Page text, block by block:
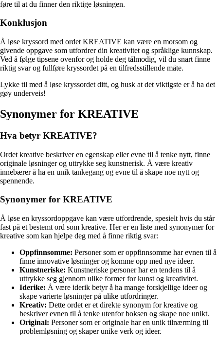
føre til at du finner den riktige løsningen.
Konklusjon
Å løse kryssord med ordet KREATIVE kan være en morsom og
givende oppgave som utfordrer din kreativitet og språklige kunnskap.
Ved å følge tipsene ovenfor og holde deg tålmodig, vil du snart finne
riktig svar og fullføre kryssordet på en tilfredsstillende måte.
Lykke til med å løse kryssordet ditt, og husk at det viktigste er å ha det
gøy underveis!
Synonymer for KREATIVE
Hva betyr KREATIVE?
Ordet kreative beskriver en egenskap eller evne til å tenke nytt, finne
originale løsninger og uttrykke seg kunstnerisk. Å være kreativ
innebærer å ha en unik tankegang og evne til å skape noe nytt og
spennende.
Synonymer for KREATIVE
Å løse en kryssordoppgave kan være utfordrende, spesielt hvis du står
fast på et bestemt ord som kreative. Her er en liste med synonymer for
kreative som kan hjelpe deg med å finne riktig svar:
Oppfinnsomme: Personer som er oppfinnsomme har evnen til å
finne innovative løsninger og komme opp med nye ideer.
Kunstneriske: Kunstneriske personer har en tendens til å
uttrykke seg gjennom ulike former for kunst og kreativitet.
Iderike: Å være iderik betyr å ha mange forskjellige ideer og
skape varierte løsninger på ulike utfordringer.
Kreativ: Dette ordet er et direkte synonym for kreative og
beskriver evnen til å tenke utenfor boksen og skape noe unikt.
Original: Personer som er originale har en unik tilnærming til
problemløsning og skaper unike verk og ideer.